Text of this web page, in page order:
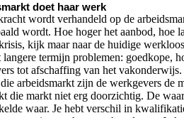
doet haar werk
wordt verhandeld op de
wordt. Hoe hoger het aanbod, hoe
kijk maar naar de huidige
langere termijn problemen: goedkope,
tot afschaffing van het vakonderwijs.
arbeidsmarkt zijn de werkgevers de
die markt niet erg doorzichtig. De
waar. Je hebt verschil in